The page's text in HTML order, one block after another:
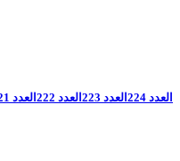
العدد 224 العدد 223 العدد 222 العدد 221